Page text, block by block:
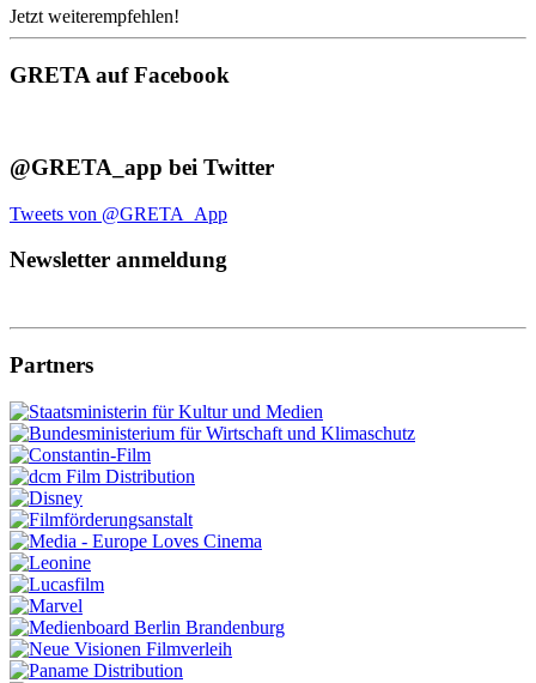
Jetzt weiterempfehlen!
GRETA auf Facebook
@GRETA_app bei Twitter
Tweets von @GRETA_App
Newsletter anmeldung
Partners